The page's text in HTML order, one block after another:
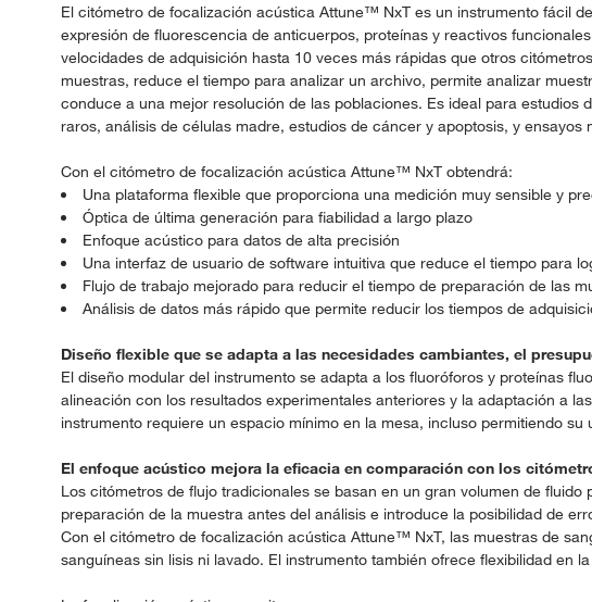
El citómetro de focalización acústica Attune™ NxT es un instrumento fácil
expresión de fluorescencia de anticuerpos, proteínas y reactivos
velocidades de adquisición hasta 10 veces más rápidas que otros
muestras, reduce el tiempo para analizar un archivo, permite analizar
conduce a una mejor resolución de las poblaciones. Es ideal para
raros, análisis de células madre, estudios de cáncer y apoptosis, y ensayos
Con el citómetro de focalización acústica Attune™ NxT obtendrá:
Una plataforma flexible que proporciona una medición muy sensible y
Óptica de última generación para fiabilidad a largo plazo
Enfoque acústico para datos de alta precisión
Una interfaz de usuario de software intuitiva que reduce el tiempo para
Flujo de trabajo mejorado para reducir el tiempo de preparación de las
Análisis de datos más rápido que permite reducir los tiempos de
Diseño flexible que se adapta a las necesidades cambiantes, el
El diseño modular del instrumento se adapta a los fluoróforos y proteínas
alineación con los resultados experimentales anteriores y la adaptación a
instrumento requiere un espacio mínimo en la mesa, incluso permitiendo
El enfoque acústico mejora la eficacia en comparación con los
Los citómetros de flujo tradicionales se basan en un gran volumen de
preparación de la muestra antes del análisis e introduce la posibilidad de
Con el citómetro de focalización acústica Attune™ NxT, las muestras de
sanguíneas sin lisis ni lavado. El instrumento también ofrece flexibilidad en